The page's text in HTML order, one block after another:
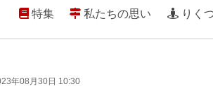
特集 私たちの思い りく
年08月30日 10:30